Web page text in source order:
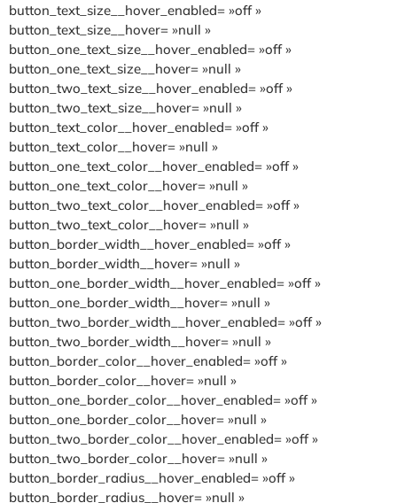
button_text_size__hover_enabled= »off »
button_text_size__hover= »null »
button_one_text_size__hover_enabled= »off »
button_one_text_size__hover= »null »
button_two_text_size__hover_enabled= »off »
button_two_text_size__hover= »null »
button_text_color__hover_enabled= »off »
button_text_color__hover= »null »
button_one_text_color__hover_enabled= »off »
button_one_text_color__hover= »null »
button_two_text_color__hover_enabled= »off »
button_two_text_color__hover= »null »
button_border_width__hover_enabled= »off »
button_border_width__hover= »null »
button_one_border_width__hover_enabled= »off »
button_one_border_width__hover= »null »
button_two_border_width__hover_enabled= »off »
button_two_border_width__hover= »null »
button_border_color__hover_enabled= »off »
button_border_color__hover= »null »
button_one_border_color__hover_enabled= »off »
button_one_border_color__hover= »null »
button_two_border_color__hover_enabled= »off »
button_two_border_color__hover= »null »
button_border_radius__hover_enabled= »off »
button_border_radius__hover= »null »